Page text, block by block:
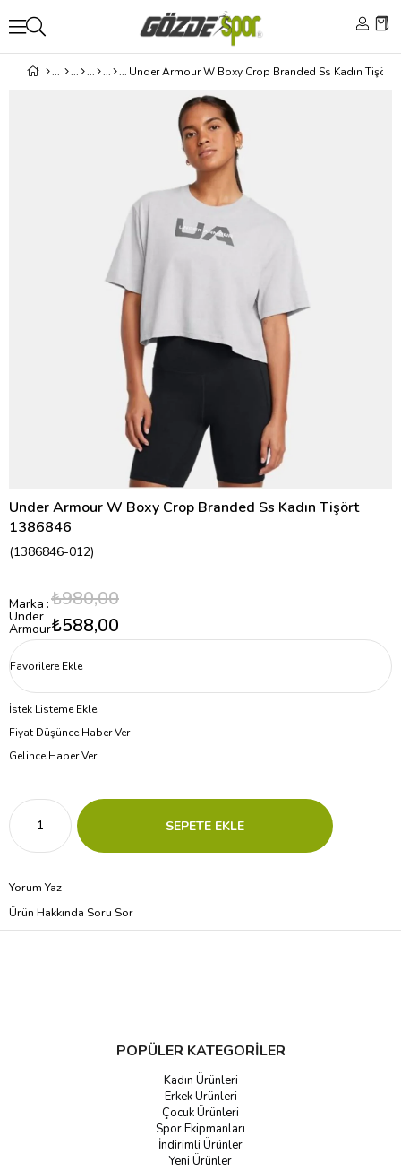
Under Armour W Boxy Crop Branded Ss Kadın Tişört
1386846
(1386846-012)
Marka :
Under
Armour
₺980,00
₺588,00
Favorilere Ekle
İstek Listeme Ekle
Fiyat Düşünce Haber Ver
Gelince Haber Ver
Yorum Yaz
Ürün Hakkında Soru Sor
POPÜLER KATEGORİLER
Kadın Ürünleri
Erkek Ürünleri
Çocuk Ürünleri
Spor Ekipmanları
İndirimli Ürünler
Yeni Ürünler